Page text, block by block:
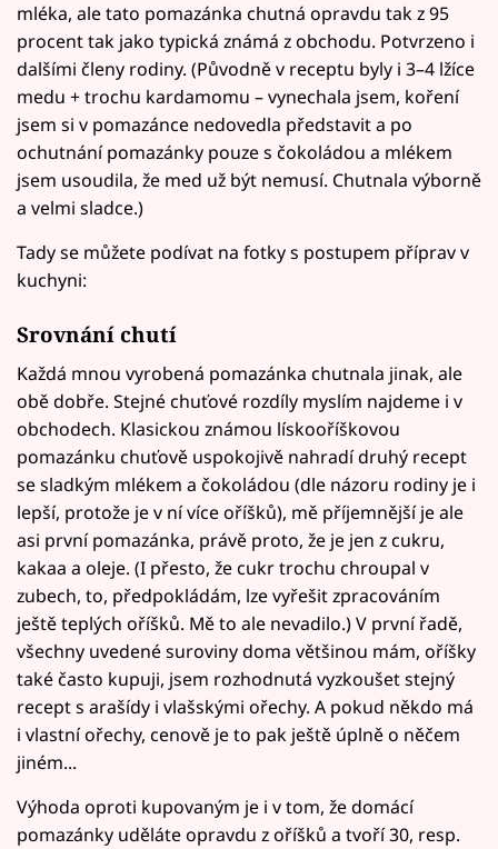
mléka, ale tato pomazánka chutná opravdu tak z 95
procent tak jako typická známá z obchodu. Potvrzeno i
dalšími členy rodiny. (Původně v receptu byly i 3–4 lžíce
medu + trochu kardamomu – vynechala jsem, koření
jsem si v pomazánce nedovedla představit a po
ochutnání pomazánky pouze s čokoládou a mlékem
jsem usoudila, že med už být nemusí. Chutnala výborně
a velmi sladce.)
Tady se můžete podívat na fotky s postupem příprav v
kuchyni:
Srovnání chutí
Každá mnou vyrobená pomazánka chutnala jinak, ale
obě dobře. Stejné chuťové rozdíly myslím najdeme i v
obchodech. Klasickou známou lískooříškovou
pomazánku chuťově uspokojivě nahradí druhý recept
se sladkým mlékem a čokoládou (dle názoru rodiny je i
lepší, protože je v ní více oříšků), mě příjemnější je ale
asi první pomazánka, právě proto, že je jen z cukru,
kakaa a oleje. (I přesto, že cukr trochu chroupal v
zubech, to, předpokládám, lze vyřešit zpracováním
ještě teplých oříšků. Mě to ale nevadilo.) V první řadě,
všechny uvedené suroviny doma většinou mám, oříšky
také často kupuji, jsem rozhodnutá vyzkoušet stejný
recept s arašídy i vlašskými ořechy. A pokud někdo má
i vlastní ořechy, cenově je to pak ještě úplně o něčem
jiném...
Výhoda oproti kupovaným je i v tom, že domácí
pomazánky uděláte opravdu z oříšků a tvoří 30, resp.